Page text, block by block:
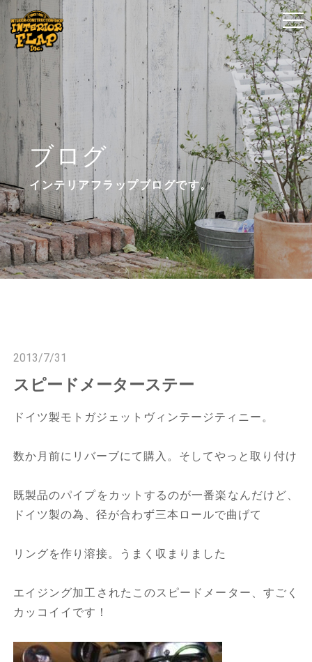
ブログ
インテリアフラップブログです。
2013/7/31
スピードメーターステー
ドイツ製モトガジェットヴィンテージティニー。
数か月前にリバーブにて購入。そしてやっと取り付け
既製品のパイプをカットするのが一番楽なんだけど、
ドイツ製の為、径が合わず三本ロールで曲げて
リングを作り溶接。うまく収まりました
エイジング加工されたこのスピードメーター、すごく
カッコイイです！
t
o
g
g
l
e
n
a
v
i
g
a
t
t
o
g
g
l
e
n
a
v
i
g
a
t